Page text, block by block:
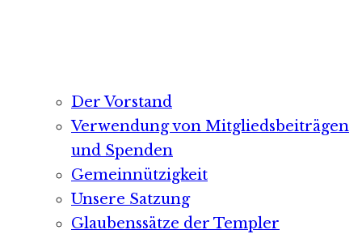
Der Vorstand
Verwendung von Mitgliedsbeiträgen
und Spenden
Gemeinnützigkeit
Unsere Satzung
Glaubenssätze der Templer